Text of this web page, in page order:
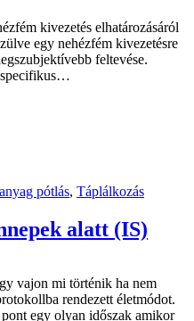
kivezetés elhatározásáról
egy nehézfém kivezetésre
feltevése.
specifikus…
pótlás, Táplálkozás
alatt (IS)
vajon mi történik ha nem
rendezett életmódot.
egy olyan időszak amikor